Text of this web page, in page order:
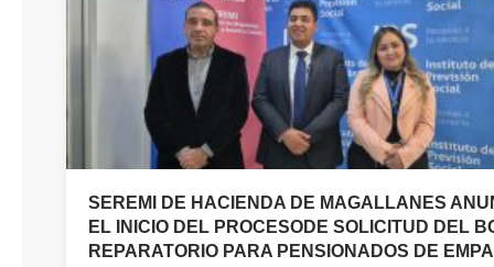
SEREMI DE HACIENDA DE MAGALLANES
EL INICIO DEL PROCESODE SOLICITUD DEL
REPARATORIO PARA PENSIONADOS DE